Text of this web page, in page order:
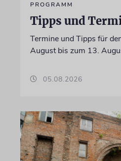
PROGRAMM
Tipps und
Termine und Tipps für
August bis zum 13.
05.08.2026